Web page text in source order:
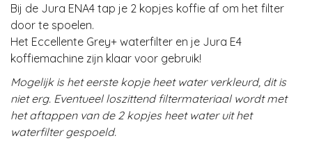
Bij de Jura ENA4 tap je 2 kopjes koffie af om het filter
door te spoelen.
Het Eccellente Grey+ waterfilter en je Jura E4
koffiemachine zijn klaar voor gebruik!
Mogelijk is het eerste kopje heet water verkleurd, dit is
niet erg. Eventueel loszittend filtermateriaal wordt met
het aftappen van de 2 kopjes heet water uit het
waterfilter gespoeld.